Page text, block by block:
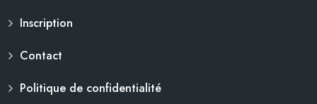
Inscription
Contact
Politique de confidentialité